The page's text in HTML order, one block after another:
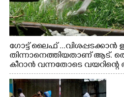
ഗോട്ട് ലൈഫ് ...വിശപ്പടക്കാൻ
തിന്നാനെത്തിയതാണ് ആട്.
കീറാൻ വന്നതോടെ
വേണ്ടിയായി ഓട്ടം.
നിന്നുള്ള കാഴ്ച